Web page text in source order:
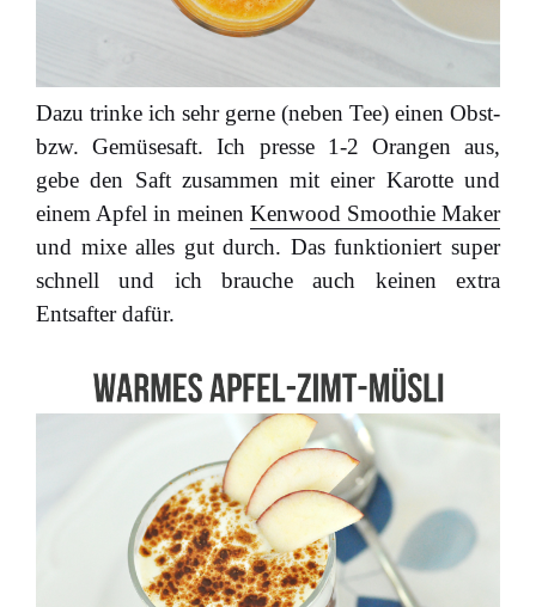
Dazu trinke ich sehr gerne (neben Tee) einen Obst-
bzw. Gemüsesaft. Ich presse 1-2 Orangen aus,
gebe den Saft zusammen mit einer Karotte und
einem Apfel in meinen Kenwood Smoothie Maker
und mixe alles gut durch. Das funktioniert super
schnell und ich brauche auch keinen extra
Entsafter dafür.